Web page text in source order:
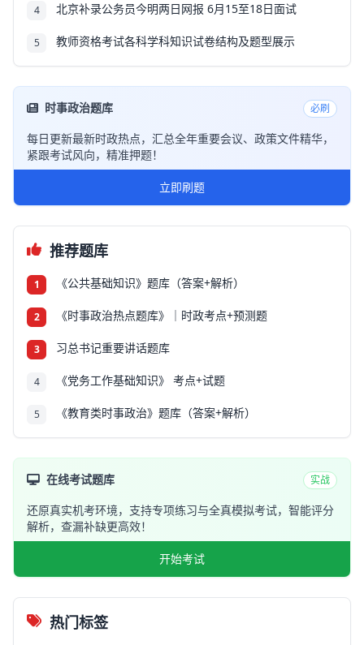
4 北京补录公务员今明两日网报 6月15至18日面试
5 教师资格考试各科学科知识试卷结构及题型展示
时事政治题库 必刷
每日更新最新时政热点，汇总全年重要会议、政策文件精华，
紧跟考试风向，精准押题！
立即刷题
推荐题库
1 《公共基础知识》题库（答案+解析）
2 《时事政治热点题库》｜时政考点+预测题
3 习总书记重要讲话题库
4 《党务工作基础知识》 考点+试题
5 《教育类时事政治》题库（答案+解析）
在线考试题库 实战
还原真实机考环境，支持专项练习与全真模拟考试，智能评分
解析，查漏补缺更高效！
开始考试
热门标签